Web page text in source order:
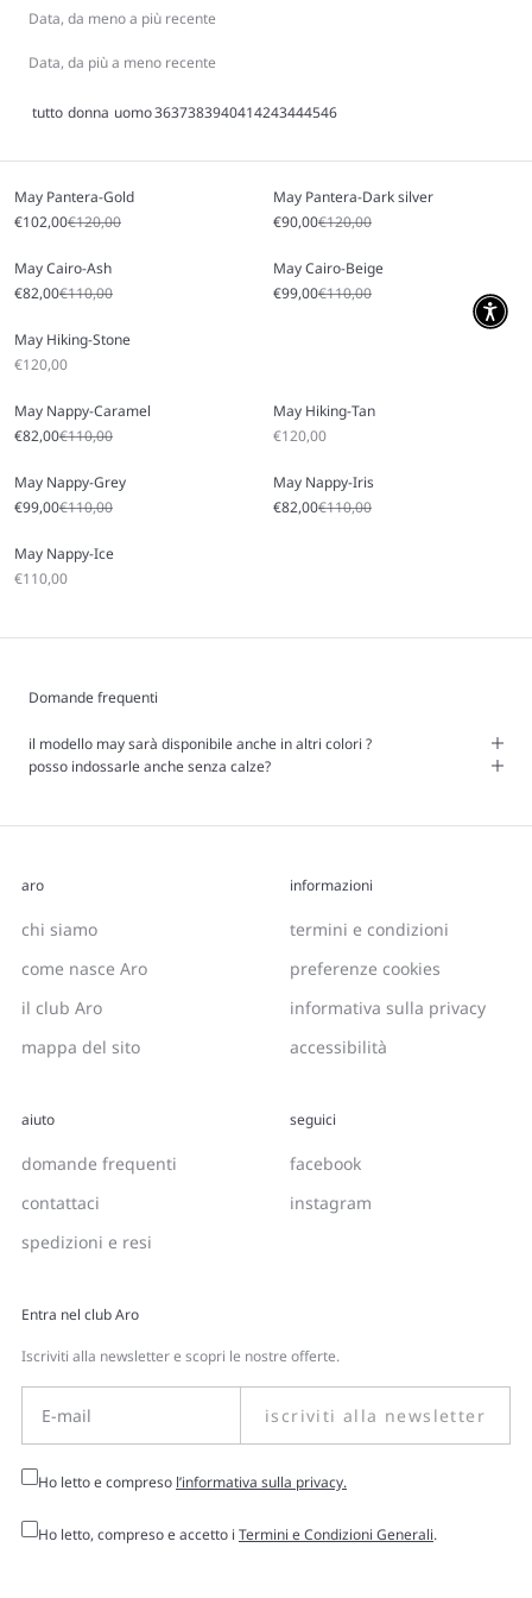
Data, da meno a più recente
Data, da più a meno recente
tutto donna uomo3637383940414243444546
May Pantera-Gold
Prezzo scontato
€102,00Prezzo
€120,00
May Pantera-Dark silver
Prezzo scontato
€90,00Prezzo
€120,00
May Cairo-Ash
Prezzo scontato
€82,00Prezzo
€110,00
May Cairo-Beige
Prezzo scontato
€99,00Prezzo
€110,00
May Hiking-Stone
Prezzo scontato
€120,00
May Nappy-Caramel
Prezzo scontato
€82,00Prezzo
€110,00
May Hiking-Tan
Prezzo scontato
€120,00
May Nappy-Grey
Prezzo scontato
€99,00Prezzo
€110,00
May Nappy-Iris
Prezzo scontato
€82,00Prezzo
€110,00
May Nappy-Ice
Prezzo scontato
€110,00
Domande frequenti
il modello may sarà disponibile anche in altri colori ?
posso indossarle anche senza calze?
aro
chi siamo
come nasce Aro
il club Aro
mappa del sito
informazioni
termini e condizioni
preferenze cookies
informativa sulla privacy
accessibilità
aiuto
domande frequenti
contattaci
spedizioni e resi
seguici
facebook
instagram
Entra nel club Aro
Iscriviti alla newsletter e scopri le nostre offerte.
iscriviti alla newsletter
Ho letto e compreso l’informativa sulla privacy.
Ho letto, compreso e accetto i Termini e Condizioni Generali.